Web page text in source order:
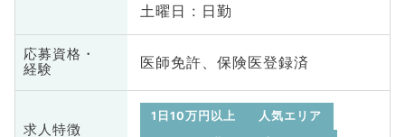
土曜日 : 日勤
応募資格・
経験
医師免許、保険医登録済
求人特徴
1日10万円以上
人気エリア